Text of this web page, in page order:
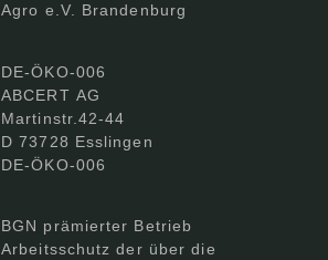
Agro e.V. Brandenburg
DE-ÖKO-006
ABCERT AG
Martinstr.42-44
D 73728 Esslingen
DE-ÖKO-006
BGN prämierter Betrieb
Arbeitsschutz der über die